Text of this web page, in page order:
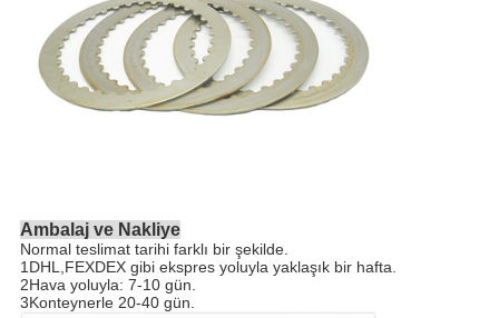
Ambalaj ve Nakliye
Normal teslimat tarihi farklı bir şekilde.
1DHL,FEXDEX gibi ekspres yoluyla yaklaşık bir hafta.
2Hava yoluyla: 7-10 gün.
3Konteynerle 20-40 gün.